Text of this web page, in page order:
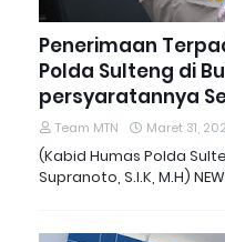
Penerimaan
Polda Sulteng di
persyaratannya
Team MTN Maret 31,
(Kabid Humas Polda
Supranoto, S.I.K, M.H)